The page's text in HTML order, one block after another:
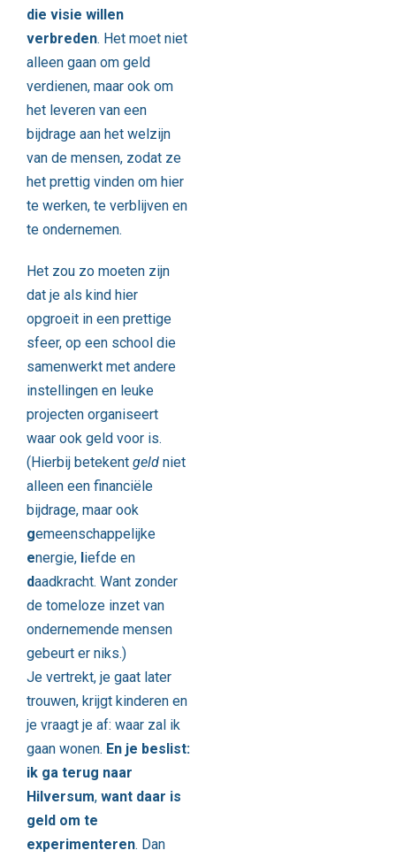
die visie willen
verbreden. Het moet niet
alleen gaan om geld
verdienen, maar ook om
het leveren van een
bijdrage aan het welzijn
van de mensen, zodat ze
het prettig vinden om hier
te werken, te verblijven en
te ondernemen.
Het zou zo moeten zijn
dat je als kind hier
opgroeit in een prettige
sfeer, op een school die
samenwerkt met andere
instellingen en leuke
projecten organiseert
waar ook geld voor is.
(Hierbij betekent geld niet
alleen een financiële
bijdrage, maar ook
gemeenschappelijke
energie, liefde en
daadkracht. Want zonder
de tomeloze inzet van
ondernemende mensen
gebeurt er niks.)
Je vertrekt, je gaat later
trouwen, krijgt kinderen en
je vraagt je af: waar zal ik
gaan wonen. En je beslist:
ik ga terug naar
Hilversum, want daar is
geld om te
experimenteren. Dan